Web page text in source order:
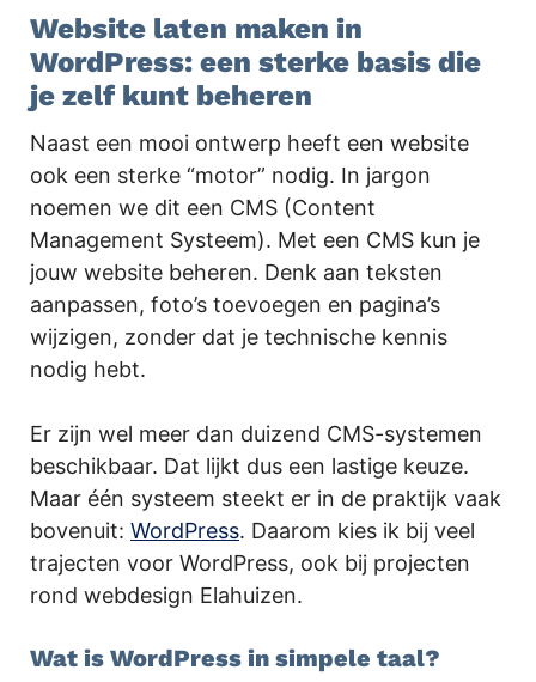
Website laten maken in
WordPress: een sterke basis die
je zelf kunt beheren
Naast een mooi ontwerp heeft een website
ook een sterke “motor” nodig. In jargon
noemen we dit een CMS (Content
Management Systeem). Met een CMS kun je
jouw website beheren. Denk aan teksten
aanpassen, foto’s toevoegen en pagina’s
wijzigen, zonder dat je technische kennis
nodig hebt.
Er zijn wel meer dan duizend CMS-systemen
beschikbaar. Dat lijkt dus een lastige keuze.
Maar één systeem steekt er in de praktijk vaak
bovenuit: WordPress. Daarom kies ik bij veel
trajecten voor WordPress, ook bij projecten
rond webdesign Elahuizen.
Wat is WordPress in simpele taal?